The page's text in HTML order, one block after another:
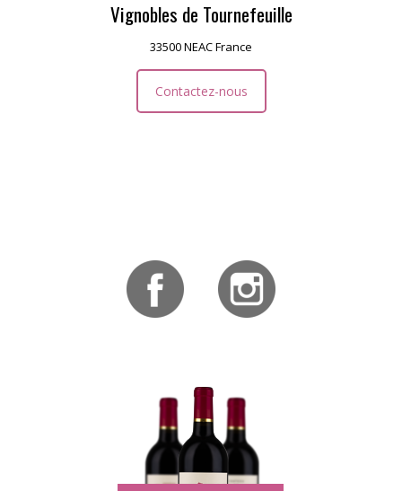
Vignobles de Tournefeuille
33500 NEAC France
Contactez-nous